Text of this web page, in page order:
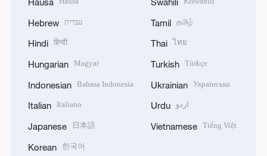
Hebrew עברית
Hindi हिन्दी
Hungarian Magyar
Indonesian Bahasa Indonesia
Italian Italiano
Japanese 日本語
Korean 한국어
Tamil தமிழ்
Thai ไทย
Turkish Türkçe
Ukrainian Українська
Urdu اردو
Vietnamese Tiếng Việt